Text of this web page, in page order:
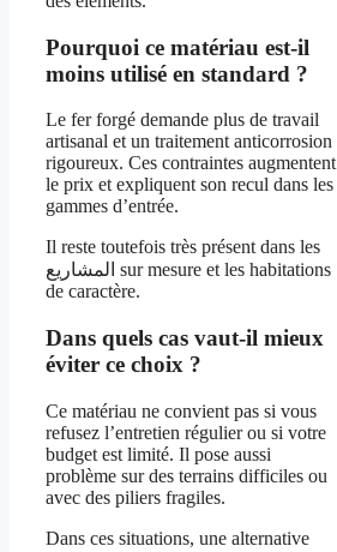
Pourquoi ce matériau est-il
moins utilisé en standard ?
Le fer forgé demande plus de travail
artisanal et un traitement anticorrosion
rigoureux. Ces contraintes augmentent
le prix et expliquent son recul dans les
gammes d’entrée.
Il reste toutefois très présent dans les
المشاريع sur mesure et les habitations
de caractère.
Dans quels cas vaut-il mieux
éviter ce choix ?
Ce matériau ne convient pas si vous
refusez l’entretien régulier ou si votre
budget est limité. Il pose aussi
problème sur des terrains difficiles ou
avec des piliers fragiles.
Dans ces situations, une alternative